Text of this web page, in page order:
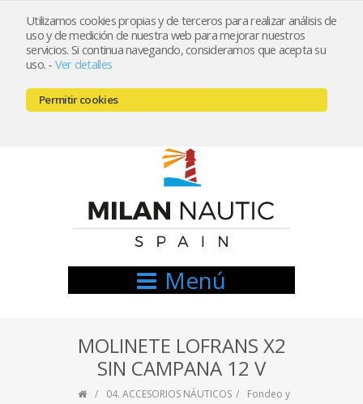
Utilizamos cookies propias y de terceros para realizar análisis de
uso y de medición de nuestra web para mejorar nuestros
servicios. Si continua navegando, consideramos que acepta su
uso. - Ver detalles
Permitir cookies
Registrarse Mi cuenta
666521122 // 654999333
Menú
MOLINETE LOFRANS X2
SIN CAMPANA 12 V
04. ACCESORIOS NÁUTICOS
Fondeo y